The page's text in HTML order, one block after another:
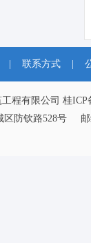
联系方式
程有限公司 桂ICP
区防钦路528号